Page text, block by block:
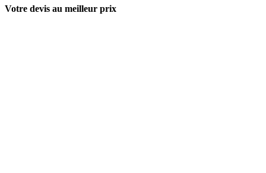
Votre devis au meilleur prix